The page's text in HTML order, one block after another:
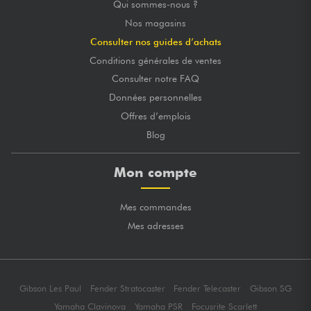
Qui sommes-nous ?
Nos magasins
Consulter nos guides d’achats
Conditions générales de ventes
Consulter notre FAQ
Données personnelles
Offres d’emplois
Blog
Mon compte
Mes commandes
Mes adresses
Gibson Les Paul Fender Stratocaster Fender Telecaster
Gibson SG
Yamaha Clavinova
Yamaha PSR Focusrite Scarlett